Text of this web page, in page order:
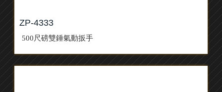
ZP-4333
500尺磅雙錘氣動扳手